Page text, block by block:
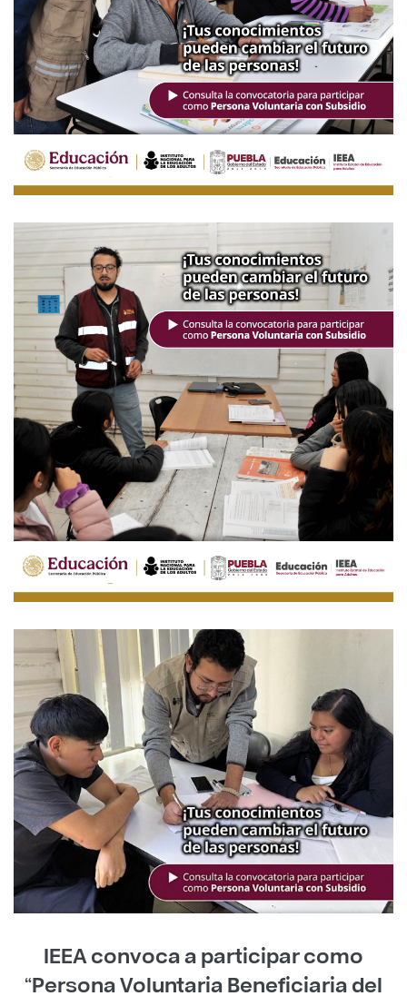
IEEA convoca a participar como
“Persona Voluntaria Beneficiaria del